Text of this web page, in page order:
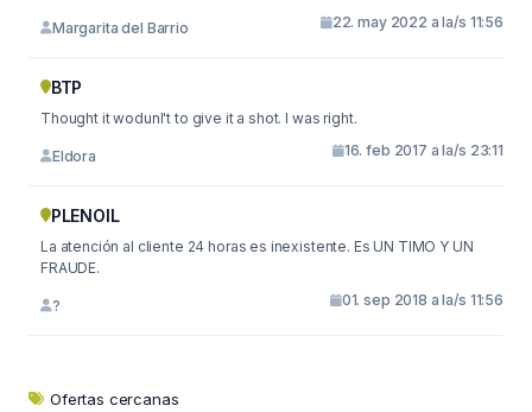
Margarita del Barrio 22. may 2022 a la/s 11:56
BTP
Thought it wodunl't to give it a shot. I was right.
Eldora 16. feb 2017 a la/s 23:11
PLENOIL
La atención al cliente 24 horas es inexistente. Es UN TIMO Y UN
FRAUDE.
? 01. sep 2018 a la/s 11:56
Ofertas cercanas